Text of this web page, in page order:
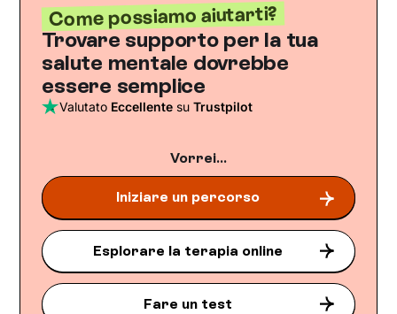
Come possiamo aiutarti?
Trovare supporto per la tua
salute mentale dovrebbe
essere semplice
Valutato Eccellente suTrustpilot
Vorrei...
Iniziare un percorso
Esplorare la terapia online
Fare un test